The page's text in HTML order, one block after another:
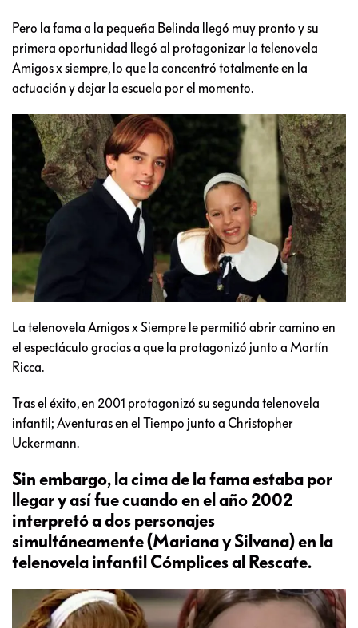
Pero la fama a la pequeña Belinda llegó muy pronto y su
primera oportunidad llegó al protagonizar la telenovela
Amigos x siempre, lo que la concentró totalmente en la
actuación y dejar la escuela por el momento.
La telenovela Amigos x Siempre le permitió abrir camino en
el espectáculo gracias a que la protagonizó junto a Martín
Ricca.
Tras el éxito, en 2001 protagonizó su segunda telenovela
infantil; Aventuras en el Tiempo junto a Christopher
Uckermann.
Sin embargo, la cima de la fama estaba por
llegar y así fue cuando en el año 2002
interpretó a dos personajes
simultáneamente (Mariana y Silvana) en la
telenovela infantil Cómplices al Rescate.